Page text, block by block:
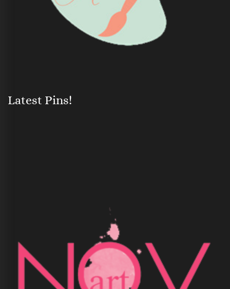
Latest Pins!